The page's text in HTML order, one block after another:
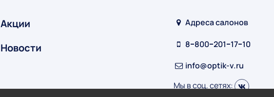
Акции
Новости
Адреса салонов
8‒800‒201‒17‒10
info@optik-v.ru
Мы в соц. сетях: